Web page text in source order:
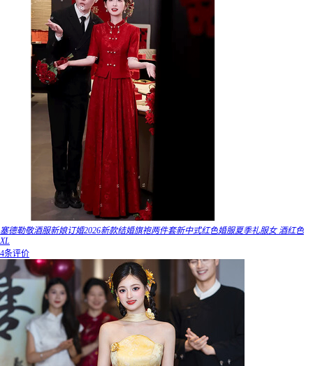
塞德勒敬酒服新娘订婚2026新款结婚旗袍两件套新中式红色婚服夏季礼服女 酒红色
XL
4条评价